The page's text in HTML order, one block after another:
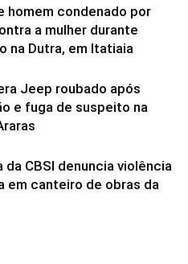
homem condenado por
a mulher durante
na Dutra, em Itatiaia
Jeep roubado após
e fuga de suspeito na
da CBSI denuncia violência
em canteiro de obras da